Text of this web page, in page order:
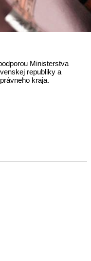
Ministerstva
republiky a
kraja.